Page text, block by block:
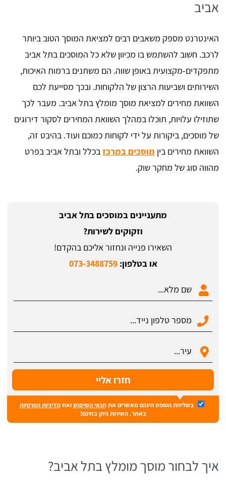
אביב
האינטרנט מספק משאבים רבים למציאת המוסך הטוב ביותר
לרכב. חשוב להשתמש בו מכיוון שלא כל המוסכים בתל אביב
מתפקדים-מקצועית באופן שווה. הם משתנים ברמות האיכות,
השירותים ושביעות הרצון של הלקוחות. ובכך מסייעת לכם
השוואת מחירים למציאת מוסך מומלץ בתל אביב. מעבר לכך
שתוזילו עלויות, תוכלו במהלך השוואת המחירים לסקור דירוגים
של מוסכים, ביקורות על ידי לקוחות כמוכם ועוד. בהיבט זה,
השוואת מחירים בין מוסכים במרכז בכלל ובתל אביב בפרט
מהווה סוג של מחקר שוק.
מתעניינים במוסכים בתל אביב
וזקוקים לשירות?
השאירו פנייה ונחזור אליכם בהקדם!
או בטלפון:073-3488759
בשליחת הטופס הינכם מאשרים אתתנאי השימושואתמדיניות הפרטיות
באתר. השירות ניתן בחינם!
איך לבחור מוסך מומלץ בתל אביב?